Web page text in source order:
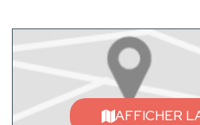
AFFICHER